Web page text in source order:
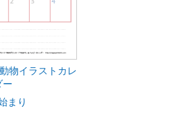
物イラストカレ
ー
まり